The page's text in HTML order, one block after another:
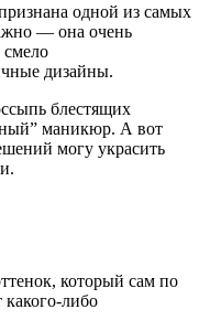
одной из самых
— она очень
дизайны.
блестящих
маникюр. А вот
могу украсить
который сам по
какого-либо